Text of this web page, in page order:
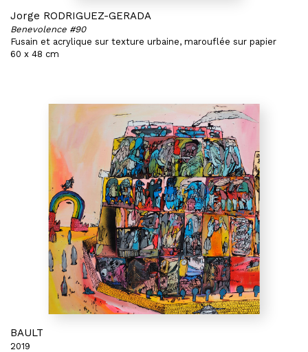
Jorge RODRIGUEZ-GERADA
Benevolence #90
Fusain et acrylique sur texture urbaine, marouflée sur papier
60 x 48 cm
BAULT
2019